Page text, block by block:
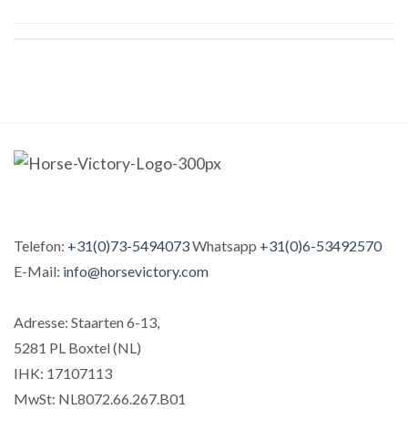
Telefon: +31(0)73-5494073Whatsapp +31(0)6-53492570
E-Mail: info@horsevictory.com
Adresse: Staarten 6-13,
5281 PL Boxtel (NL)
IHK: 17107113
MwSt: NL8072.66.267.B01